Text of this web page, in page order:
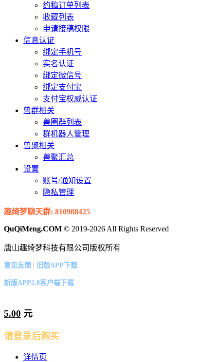
约稿订单列表
收藏列表
申请接稿权限
信息认证
绑定手机号
实名认证
绑定微信号
绑定支付宝
支付宝权威认证
兽群相关
兽圈群列表
群机器人管理
兽聚相关
兽聚汇总
设置
账号/通知设置
隐私管理
趣绮梦聊天群: 810988425
QuQiMeng.COM © 2019-2026 All Rights Reserved
唐山趣绮梦科技有限公司版权所有
意见反馈 | 旧版APP下载
新版APP2.0客户端下载
5.00 元
请登录后购买
详情页